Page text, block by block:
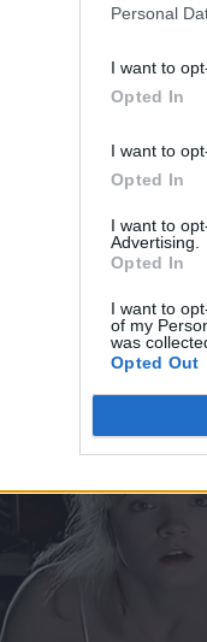
Personal
I want to
Opted In
I want to
Opted In
I want to
Advertising.
Opted In
I want to
of my
was
Opted Out